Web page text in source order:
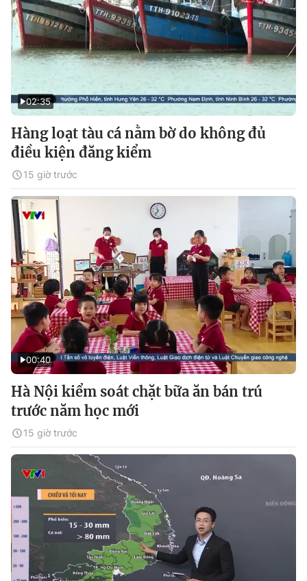
02:35
Hàng loạt tàu cá nằm bờ do không đủ
điều kiện đăng kiểm
15 giờ trước
00:40
Hà Nội kiểm soát chặt bữa ăn bán trú
trước năm học mới
15 giờ trước